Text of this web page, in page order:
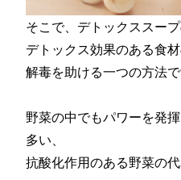
そこで、デトックススープ
デトックス効果のある食
解毒を助ける一つの方法で
野菜の中でもパワーを発
多い、
抗酸化作用のある野菜の